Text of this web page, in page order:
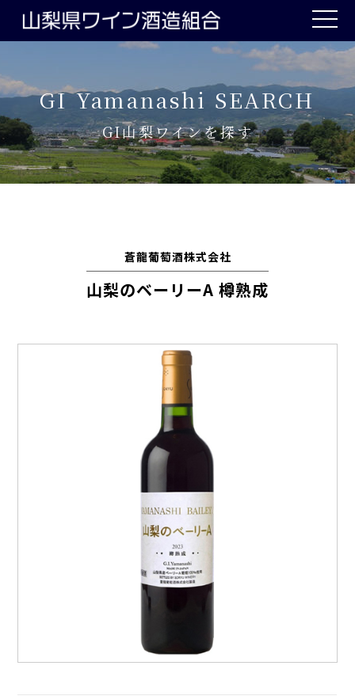
toggle
GI Yamanashi SEARCH
GI山梨ワインを探す
蒼龍葡萄酒株式会社
山梨のベーリーA 樽熟成